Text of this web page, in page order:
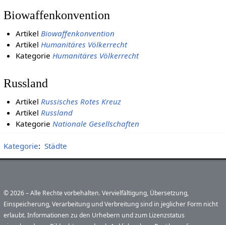
Biowaffenkonvention
Artikel Biowaffenkonvention
Artikel Humanitäres Völkerrecht
Kategorie Humanitäres Völkerrecht
Russland
ArtikelRussisches Rotes Kreuz
ArtikelRussland
KategorieNationale Gesellschaften
Kategorie: Städte
© 2026 – Alle Rechte vorbehalten. Vervielfältigung, Übersetzung,
Einspeicherung, Verarbeitung und Verbreitung sind in jeglicher Form nicht
erlaubt. Informationen zu den Urhebern und zum Lizenzstatus